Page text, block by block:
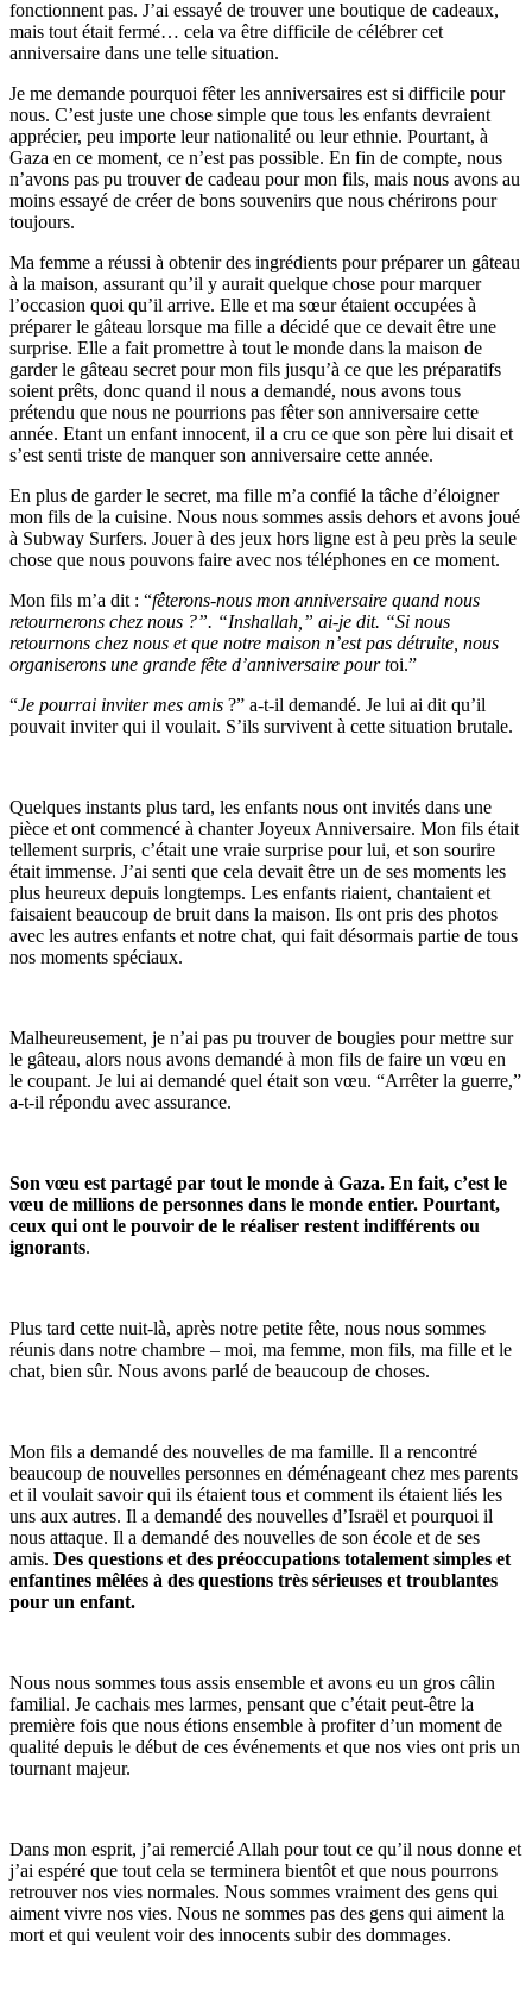
fonctionnent pas. J’ai essayé de trouver une boutique de cadeaux,
mais tout était fermé… cela va être difficile de célébrer cet
anniversaire dans une telle situation.
Je me demande pourquoi fêter les anniversaires est si difficile pour
nous. C’est juste une chose simple que tous les enfants devraient
apprécier, peu importe leur nationalité ou leur ethnie. Pourtant, à
Gaza en ce moment, ce n’est pas possible. En fin de compte, nous
n’avons pas pu trouver de cadeau pour mon fils, mais nous avons au
moins essayé de créer de bons souvenirs que nous chérirons pour
toujours.
Ma femme a réussi à obtenir des ingrédients pour préparer un gâteau
à la maison, assurant qu’il y aurait quelque chose pour marquer
l’occasion quoi qu’il arrive. Elle et ma sœur étaient occupées à
préparer le gâteau lorsque ma fille a décidé que ce devait être une
surprise. Elle a fait promettre à tout le monde dans la maison de
garder le gâteau secret pour mon fils jusqu’à ce que les préparatifs
soient prêts, donc quand il nous a demandé, nous avons tous
prétendu que nous ne pourrions pas fêter son anniversaire cette
année. Etant un enfant innocent, il a cru ce que son père lui disait et
s’est senti triste de manquer son anniversaire cette année.
En plus de garder le secret, ma fille m’a confié la tâche d’éloigner
mon fils de la cuisine. Nous nous sommes assis dehors et avons joué
à Subway Surfers. Jouer à des jeux hors ligne est à peu près la seule
chose que nous pouvons faire avec nos téléphones en ce moment.
Mon fils m’a dit : “fêterons-nous mon anniversaire quand nous
retournerons chez nous ?”. “Inshallah,” ai-je dit. “Si nous
retournons chez nous et que notre maison n’est pas détruite, nous
organiserons une grande fête d’anniversaire pour toi.”
“Je pourrai inviter mes amis ?” a-t-il demandé. Je lui ai dit qu’il
pouvait inviter qui il voulait. S’ils survivent à cette situation brutale.
Quelques instants plus tard, les enfants nous ont invités dans une
pièce et ont commencé à chanter Joyeux Anniversaire. Mon fils était
tellement surpris, c’était une vraie surprise pour lui, et son sourire
était immense. J’ai senti que cela devait être un de ses moments les
plus heureux depuis longtemps. Les enfants riaient, chantaient et
faisaient beaucoup de bruit dans la maison. Ils ont pris des photos
avec les autres enfants et notre chat, qui fait désormais partie de tous
nos moments spéciaux.
Malheureusement, je n’ai pas pu trouver de bougies pour mettre sur
le gâteau, alors nous avons demandé à mon fils de faire un vœu en
le coupant. Je lui ai demandé quel était son vœu. “Arrêter la guerre,”
a-t-il répondu avec assurance.
Son vœu est partagé par tout le monde à Gaza. En fait, c’est le
vœu de millions de personnes dans le monde entier. Pourtant,
ceux qui ont le pouvoir de le réaliser restent indifférents ou
ignorants.
Plus tard cette nuit-là, après notre petite fête, nous nous sommes
réunis dans notre chambre – moi, ma femme, mon fils, ma fille et le
chat, bien sûr. Nous avons parlé de beaucoup de choses.
Mon fils a demandé des nouvelles de ma famille. Il a rencontré
beaucoup de nouvelles personnes en déménageant chez mes parents
et il voulait savoir qui ils étaient tous et comment ils étaient liés les
uns aux autres. Il a demandé des nouvelles d’Israël et pourquoi il
nous attaque. Il a demandé des nouvelles de son école et de ses
amis. Des questions et des préoccupations totalement simples et
enfantines mêlées à des questions très sérieuses et troublantes
pour un enfant.
Nous nous sommes tous assis ensemble et avons eu un gros câlin
familial. Je cachais mes larmes, pensant que c’était peut-être la
première fois que nous étions ensemble à profiter d’un moment de
qualité depuis le début de ces événements et que nos vies ont pris un
tournant majeur.
Dans mon esprit, j’ai remercié Allah pour tout ce qu’il nous donne et
j’ai espéré que tout cela se terminera bientôt et que nous pourrons
retrouver nos vies normales. Nous sommes vraiment des gens qui
aiment vivre nos vies. Nous ne sommes pas des gens qui aiment la
mort et qui veulent voir des innocents subir des dommages.